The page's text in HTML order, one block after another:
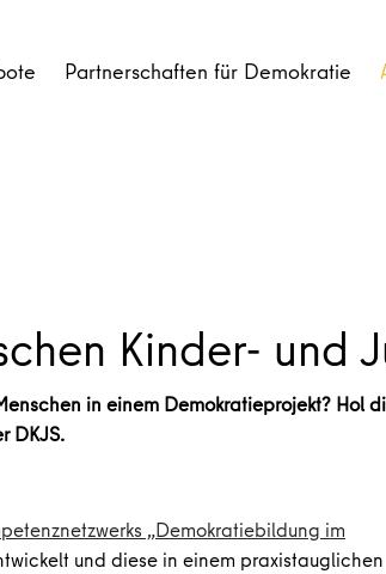
Partnerschaften für Demokratie
Kinder- und
in einem Demokratieprojekt? Hol
DKJS.
„Demokratiebildung im
und diese in einem praxistauglichen